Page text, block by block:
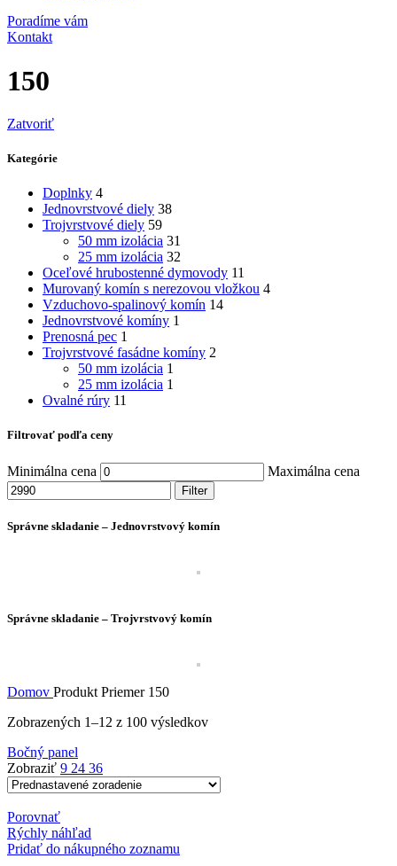
Poradíme vám
Kontakt
150
Zatvoriť
Kategórie
Doplnky 4
Jednovrstvové diely 38
Trojvrstvové diely 59
50 mm izolácia 31
25 mm izolácia 32
Oceľové hrubostenné dymovody 11
Murovaný komín s nerezovou vložkou 4
Vzduchovo-spalinový komín 14
Jednovrstvové komíny 1
Prenosná pec 1
Trojvrstvové fasádne komíny 2
50 mm izolácia 1
25 mm izolácia 1
Ovalné rúry 11
Filtrovať podľa ceny
Minimálna cena Maximálna cena
Filter
Správne skladanie – Jednovrstvový komín
Správne skladanie – Trojvrstvový komín
Domov Produkt Priemer 150
Zobrazených 1–12 z 100 výsledkov
Bočný panel
Zobraziť 9 24 36
Porovnať
Rýchly náhľad
Pridať do nákupného zoznamu